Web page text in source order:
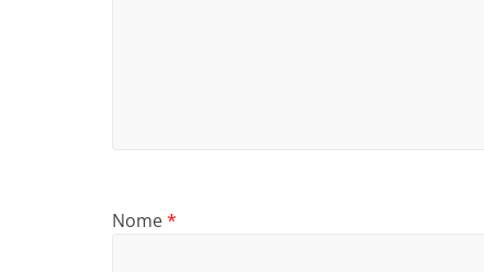
Nome*